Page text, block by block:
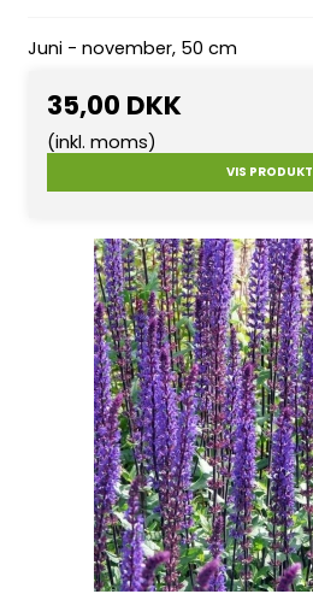
Juni - november, 50 cm
35,00 DKK
(inkl. moms)
VIS PRODUKT